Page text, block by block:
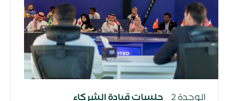
الوحدة 2 جلسات قيادة الشركاء